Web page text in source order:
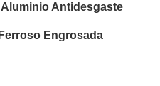
Aluminio Antidesgaste
Engrosada